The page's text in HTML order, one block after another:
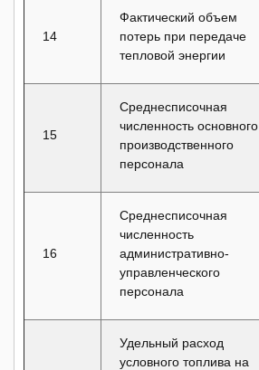
14
Фактический объем
потерь при передаче
тепловой энергии
15
Среднесписочная
численность основного
производственного
персонала
16
Среднесписочная
численность
административно-
управленческого
персонала
Удельный расход
условного топлива на